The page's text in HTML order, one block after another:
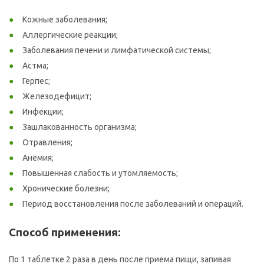
Кожные заболевания;
Аллергические реакции;
Заболевания печени и лимфатической системы;
Астма;
Герпес;
Железодефицит;
Инфекции;
Зашлакованность организма;
Отравления;
Анемия;
Повышенная слабость и утомляемость;
Хронические болезни;
Период восстановления после заболеваний и операций.
Способ применения:
По 1 таблетке 2 раза в день после приема пищи, запивая